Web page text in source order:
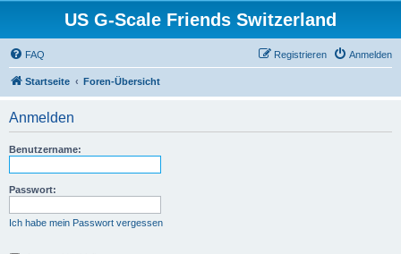
US G-Scale Friends Switzerland
FAQ Anmelden
Registrieren
Startseite Foren-Übersicht
Anmelden
Benutzername:
Passwort:
Ich habe mein Passwort vergessen